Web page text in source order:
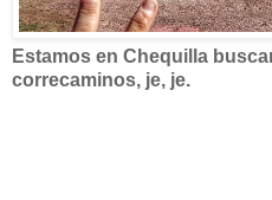
Estamos en Chequilla
correcaminos, je, je.